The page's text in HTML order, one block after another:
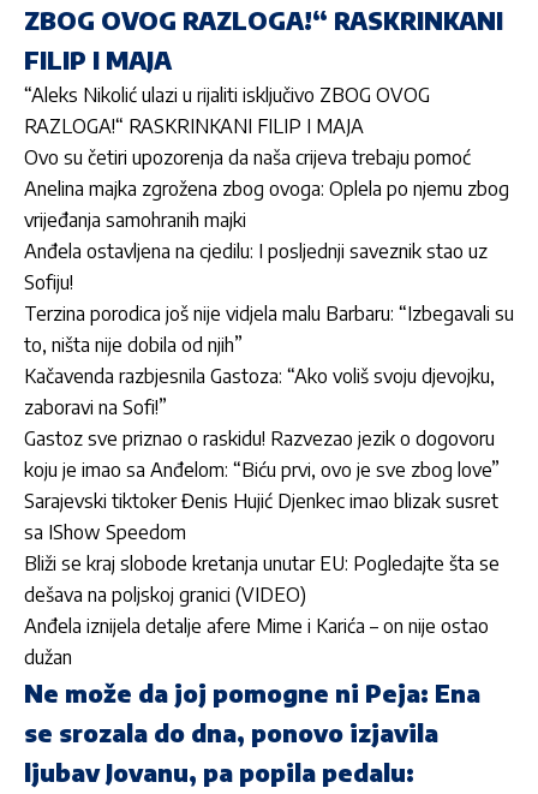
ZBOG OVOG RAZLOGA!“ RASKRINKANI
FILIP I MAJA
“Aleks Nikolić ulazi u rijaliti isključivo ZBOG OVOG
RAZLOGA!“ RASKRINKANI FILIP I MAJA
Ovo su četiri upozorenja da naša crijeva trebaju pomoć
Anelina majka zgrožena zbog ovoga: Oplela po njemu zbog
vrijeđanja samohranih majki
Anđela ostavljena na cjedilu: I posljednji saveznik stao uz
Sofiju!
Terzina porodica još nije vidjela malu Barbaru: “Izbegavali su
to, ništa nije dobila od njih”
Kačavenda razbjesnila Gastoza: “Ako voliš svoju djevojku,
zaboravi na Sofi!”
Gastoz sve priznao o raskidu! Razvezao jezik o dogovoru
koju je imao sa Anđelom: “Biću prvi, ovo je sve zbog love”
Sarajevski tiktoker Đenis Hujić Djenkec imao blizak susret
sa IShow Speedom
Bliži se kraj slobode kretanja unutar EU: Pogledajte šta se
dešava na poljskoj granici (VIDEO)
Anđela iznijela detalje afere Mime i Karića – on nije ostao
dužan
Ne može da joj pomogne ni Peja: Ena
se srozala do dna, ponovo izjavila
ljubav Jovanu, pa popila pedalu: